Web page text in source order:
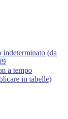
indeterminato (da
a tempo
in tabelle)